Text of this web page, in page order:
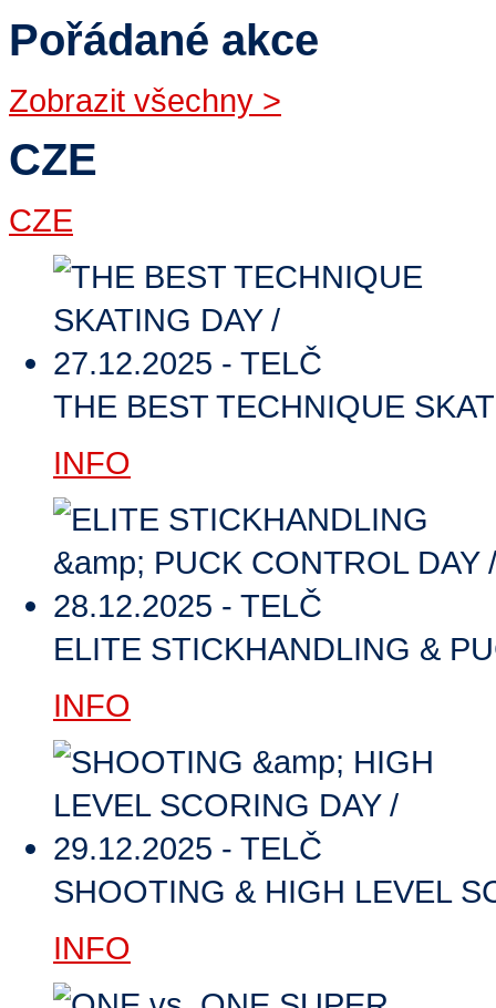
Pořádané akce
Zobrazit všechny >
CZE
CZE
THE BEST TECHNIQUE
INFO
ELITE STICKHANDLING &
INFO
SHOOTING & HIGH LEVEL
INFO